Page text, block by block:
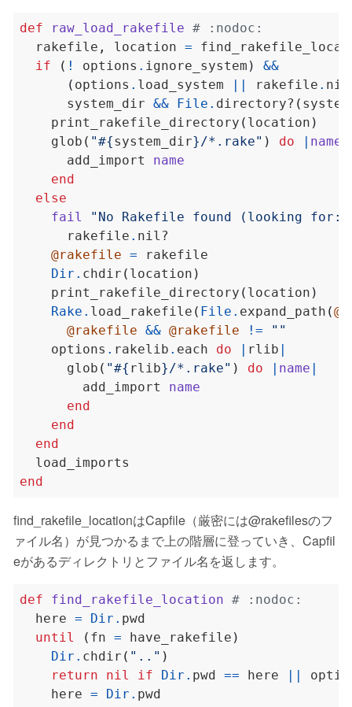
def raw_load_rakefile # :nodoc:
  rakefile
, location =
if
( ! options . ignore_system )
&&
( options . load_system || rakefile .
      system_dir
&& File . directory? (
    print_rakefile_directory
( location )
    glob
( "#{system_dir}/*.rake" ) do | name
      add_import
name
end
else
fail
"No Rakefile found (looking for:
      rakefile
.
@rakefile =
Dir . chdir ( location )
    print_rakefile_directory
( location )
Rake . load_rakefile ( File . expand_path (
@rakefile && @rakefile !=
""
    options
. rakelib . each do | rlib |
      glob
( "#{ rlib}/*.rake" ) do | name |
        add_import
name
end
end
end
end
find_rakefile_locationはCapfile（厳密には@rakefilesのフ
ァイル名）が見つかるまで上の階層に登っていき、Capfil
eがあるディレクトリとファイル名を返します。
def find_rakefile_location # :nodoc:
  here
= Dir .
until
( fn = have_rakefile )
Dir . chdir ( ".." )
return
nil if Dir . pwd == here ||
    here
= Dir .